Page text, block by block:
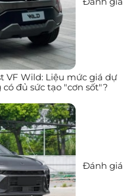
VF Wild: Liệu mức giá dự
đủ sức tạo "cơn sốt"?
Đánh giá